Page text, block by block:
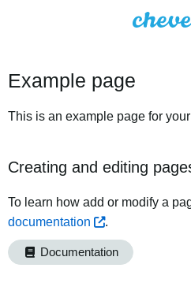
Example page
This is an example page for
Creating and editing
To learn how add or modify a
documentation
.
Documentation